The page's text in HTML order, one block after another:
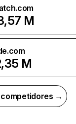
M
M
competidores →